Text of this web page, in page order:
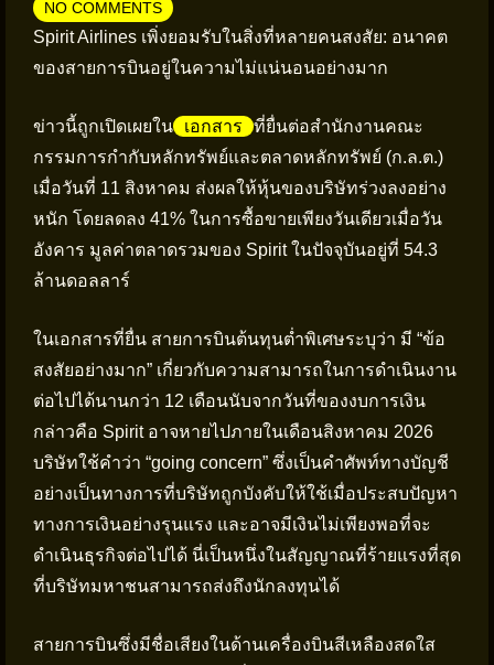
NO COMMENTS
Spirit Airlines เพิ่งยอมรับในสิ่งที่หลายคนสงสัย: อนาคต
ของสายการบินอยู่ในความไม่แน่นอนอย่างมาก
ข่าวนี้ถูกเปิดเผยใน เอกสาร
ที่ยื่นต่อสำนักงานคณะ
กรรมการกำกับหลักทรัพย์และตลาดหลักทรัพย์ (ก.ล.ต.)
เมื่อวันที่ 11 สิงหาคม ส่งผลให้หุ้นของบริษัทร่วงลงอย่าง
หนัก โดยลดลง 41% ในการซื้อขายเพียงวันเดียวเมื่อวัน
อังคาร มูลค่าตลาดรวมของ Spirit ในปัจจุบันอยู่ที่ 54.3
ล้านดอลลาร์
ในเอกสารที่ยื่น สายการบินต้นทุนต่ำพิเศษระบุว่า มี “ข้อ
สงสัยอย่างมาก” เกี่ยวกับความสามารถในการดำเนินงาน
ต่อไปได้นานกว่า 12 เดือนนับจากวันที่ของงบการเงิน
กล่าวคือ Spirit อาจหายไปภายในเดือนสิงหาคม 2026
บริษัทใช้คำว่า “going concern” ซึ่งเป็นคำศัพท์ทางบัญชี
อย่างเป็นทางการที่บริษัทถูกบังคับให้ใช้เมื่อประสบปัญหา
ทางการเงินอย่างรุนแรง และอาจมีเงินไม่เพียงพอที่จะ
ดำเนินธุรกิจต่อไปได้ นี่เป็นหนึ่งในสัญญาณที่ร้ายแรงที่สุด
ที่บริษัทมหาชนสามารถส่งถึงนักลงทุนได้
สายการบินซึ่งมีชื่อเสียงในด้านเครื่องบินสีเหลืองสดใส